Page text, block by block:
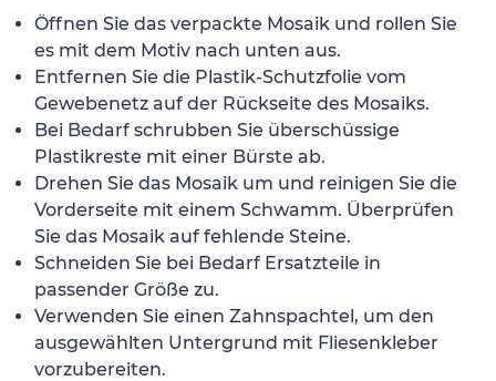
Öffnen Sie das verpackte Mosaik und rollen Sie
es mit dem Motiv nach unten aus.
Entfernen Sie die Plastik-Schutzfolie vom
Gewebenetz auf der Rückseite des Mosaiks.
Bei Bedarf schrubben Sie überschüssige
Plastikreste mit einer Bürste ab.
Drehen Sie das Mosaik um und reinigen Sie die
Vorderseite mit einem Schwamm. Überprüfen
Sie das Mosaik auf fehlende Steine.
Schneiden Sie bei Bedarf Ersatzteile in
passender Größe zu.
Verwenden Sie einen Zahnspachtel, um den
ausgewählten Untergrund mit Fliesenkleber
vorzubereiten.